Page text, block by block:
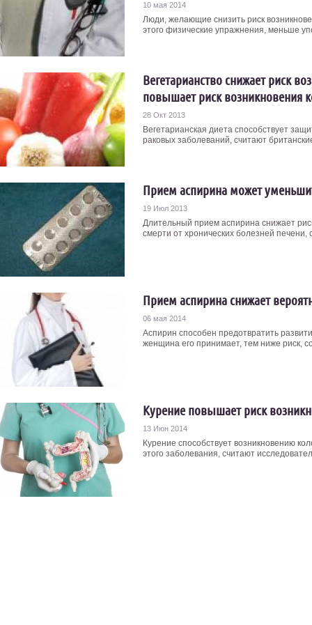
10 мая 2014
Люди, желающие снизить риск
этого физические упражнения, меньше
Вегетарианство снижает риск
повышает риск возникновения
28 Окт 2013
Вегетарианская диета способствует
раковых заболеваний, считают
Прием аспирина может
19 Июл 2013
Длительный прием аспирина снижает
смерти от хронических болезней
Прием аспирина снижает
06 мая 2014
Аспирин способен предотвратить
женщина его принимает, тем ниже риск,
Курение повышает риск
13 Июн 2014
Курение способствует возникновению
этого заболевания, считают